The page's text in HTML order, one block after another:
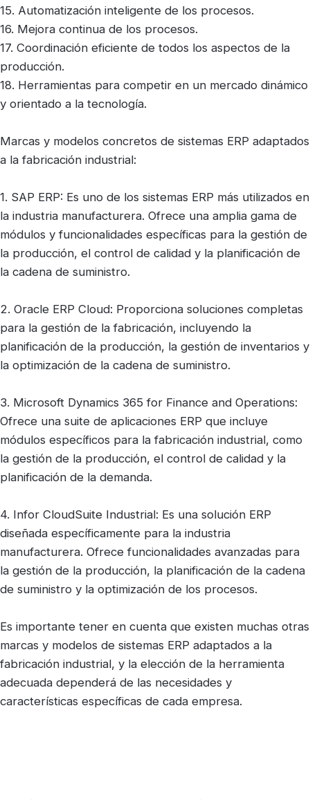
15. Automatización inteligente de los procesos.
16. Mejora continua de los procesos.
17. Coordinación eficiente de todos los aspectos de la
producción.
18. Herramientas para competir en un mercado dinámico
y orientado a la tecnología.
Marcas y modelos concretos de sistemas ERP adaptados
a la fabricación industrial:
1. SAP ERP: Es uno de los sistemas ERP más utilizados en
la industria manufacturera. Ofrece una amplia gama de
módulos y funcionalidades específicas para la gestión de
la producción, el control de calidad y la planificación de
la cadena de suministro.
2. Oracle ERP Cloud: Proporciona soluciones completas
para la gestión de la fabricación, incluyendo la
planificación de la producción, la gestión de inventarios y
la optimización de la cadena de suministro.
3. Microsoft Dynamics 365 for Finance and Operations:
Ofrece una suite de aplicaciones ERP que incluye
módulos específicos para la fabricación industrial, como
la gestión de la producción, el control de calidad y la
planificación de la demanda.
4. Infor CloudSuite Industrial: Es una solución ERP
diseñada específicamente para la industria
manufacturera. Ofrece funcionalidades avanzadas para
la gestión de la producción, la planificación de la cadena
de suministro y la optimización de los procesos.
Es importante tener en cuenta que existen muchas otras
marcas y modelos de sistemas ERP adaptados a la
fabricación industrial, y la elección de la herramienta
adecuada dependerá de las necesidades y
características específicas de cada empresa.